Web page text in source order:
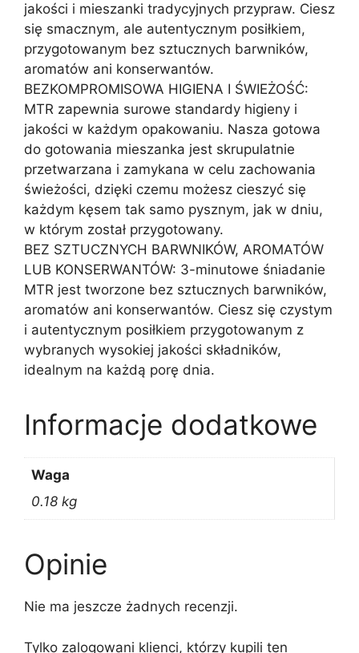
jakości i mieszanki tradycyjnych przypraw. Ciesz
się smacznym, ale autentycznym posiłkiem,
przygotowanym bez sztucznych barwników,
aromatów ani konserwantów.
BEZKOMPROMISOWA HIGIENA I ŚWIEŻOŚĆ:
MTR zapewnia surowe standardy higieny i
jakości w każdym opakowaniu. Nasza gotowa
do gotowania mieszanka jest skrupulatnie
przetwarzana i zamykana w celu zachowania
świeżości, dzięki czemu możesz cieszyć się
każdym kęsem tak samo pysznym, jak w dniu,
w którym został przygotowany.
BEZ SZTUCZNYCH BARWNIKÓW, AROMATÓW
LUB KONSERWANTÓW: 3-minutowe śniadanie
MTR jest tworzone bez sztucznych barwników,
aromatów ani konserwantów. Ciesz się czystym
i autentycznym posiłkiem przygotowanym z
wybranych wysokiej jakości składników,
idealnym na każdą porę dnia.
Informacje dodatkowe
Waga
0.18 kg
Opinie
Nie ma jeszcze żadnych recenzji.
Tylko zalogowani klienci, którzy kupili ten